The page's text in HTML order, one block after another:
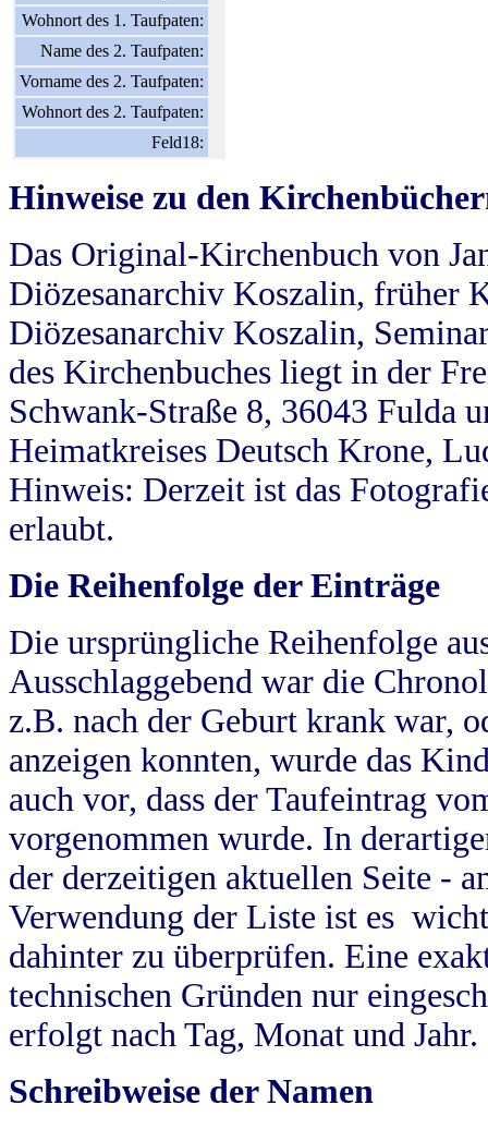
Wohnort des 1. Taufpaten:
Name des 2. Taufpaten:
Vorname des 2. Taufpaten:
Wohnort des 2. Taufpaten:
Feld18:
Hinweise zu den
Das Original-Kirchenbuch von
Diözesanarchiv Koszalin, früher
Diözesanarchiv Koszalin,
des Kirchenbuches liegt in der
Schwank-Straße 8, 36043 Fulda
Heimatkreises Deutsch Krone,
Hinweis: Derzeit ist das
erlaubt.
Die Reihenfolge der Einträge
Die ursprüngliche Reihenfolge
Ausschlaggebend war die
z.B. nach der Geburt krank war,
anzeigen konnten, wurde das
auch vor, dass der Taufeintrag
vorgenommen wurde. In
der derzeitigen aktuellen Seite -
Verwendung der Liste ist es
dahinter zu überprüfen. Eine
technischen Gründen nur
erfolgt nach Tag, Monat und Jahr.
Schreibweise der Namen